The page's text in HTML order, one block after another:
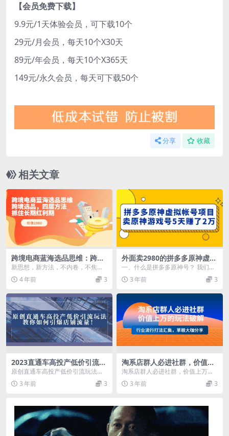
【会员免费下载】
9.9元/1天体验会员，可下载10个
29元/月会员，每天10个X30天
89元/年会员，每天10个X365天
149元/永久会员，每天可下载50个
分享 收藏
相关文章
跨境电商蓝海选品思维：跨境
选品，四层方法，抓住长期红
利期（价值1980）
新思想，新方法，不内卷，不焦
虑。 如何抓住长期红利。 课程大纲
一、跨境电商的本...
4 年前 3
外面卖2980的拼多多原神虚拟
帐号项目
一、什么是拼多多原神号？ 我们在
拼多多销售这种抽奖原神号，利用
小孩子不了解信息差...
3 年前 3
2023直通车高投产低价引流玩
法，教你如何引爆店铺流量！
原创直通车高投产低价引流玩法，
教你引爆店铺流量！ 后生原创直通
车高投产低价引流玩...
3 年前 3
淘系店群人必进社群，价值上
万的玩法破解，行业流行打法
汇集，草根大咖分享
淘系店群人必进社群，价值上万的
玩法破解，行业流行打法汇集，草
根大咖分享。只要你知...
3 年前 3